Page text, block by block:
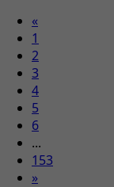
«
1
2
3
4
5
6
...
153
»